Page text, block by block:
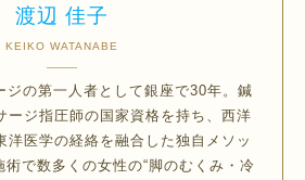
渡辺 佳子
KEIKO WATANABE
ジの第一人者として銀座で30年。鍼
ージ指圧師の国家資格を持ち、西洋
洋医学の経絡を融合した独自メソッ
術で数多くの女性の“脚のむくみ・冷